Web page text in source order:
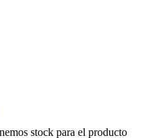
stock para el producto